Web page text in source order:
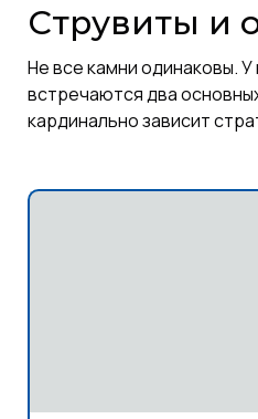
Струвиты и
Не все камни одинаковы.
встречаются два
кардинально зависит